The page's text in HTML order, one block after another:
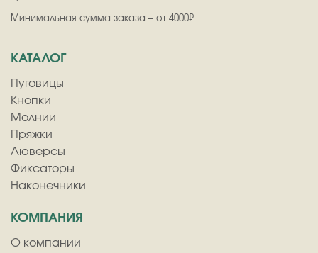
Минимальная сумма заказа – от 4000₽
КАТАЛОГ
Пуговицы
Кнопки
Молнии
Пряжки
Люверсы
Фиксаторы
Наконечники
КОМПАНИЯ
О компании